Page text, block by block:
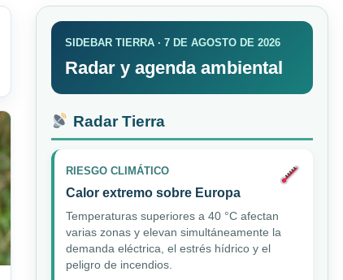
SIDEBAR TIERRA · 7 DE AGOSTO DE 2026
Radar y agenda ambiental
Radar Tierra
RIESGO CLIMÁTICO
Calor extremo sobre Europa
Temperaturas superiores a 40 °C afectan
varias zonas y elevan simultáneamente la
demanda eléctrica, el estrés hídrico y el
peligro de incendios.